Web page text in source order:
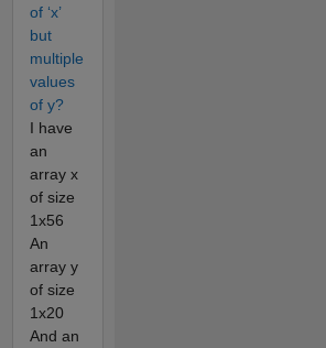
of ‘x’
but
multiple
values
of y?
I have
an
array x
of size
1x56
An
array y
of size
1x20
And an